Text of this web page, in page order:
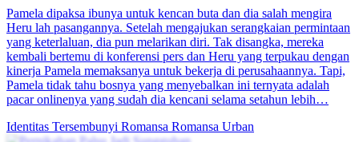
Pamela dipaksa ibunya untuk kencan buta dan dia salah mengira
Heru lah pasangannya. Setelah mengajukan serangkaian permintaan
yang keterlaluan, dia pun melarikan diri. Tak disangka, mereka
kembali bertemu di konferensi pers dan Heru yang terpukau dengan
kinerja Pamela memaksanya untuk bekerja di perusahaannya. Tapi,
Pamela tidak tahu bosnya yang menyebalkan ini ternyata adalah
pacar onlinenya yang sudah dia kencani selama setahun lebih…
Identitas Tersembunyi Romansa Romansa Urban